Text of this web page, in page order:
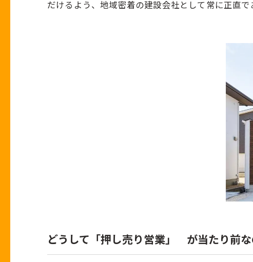
だけるよう、地域密着の建設会社として常に正直
どうして「押し売り営業」 が当たり前